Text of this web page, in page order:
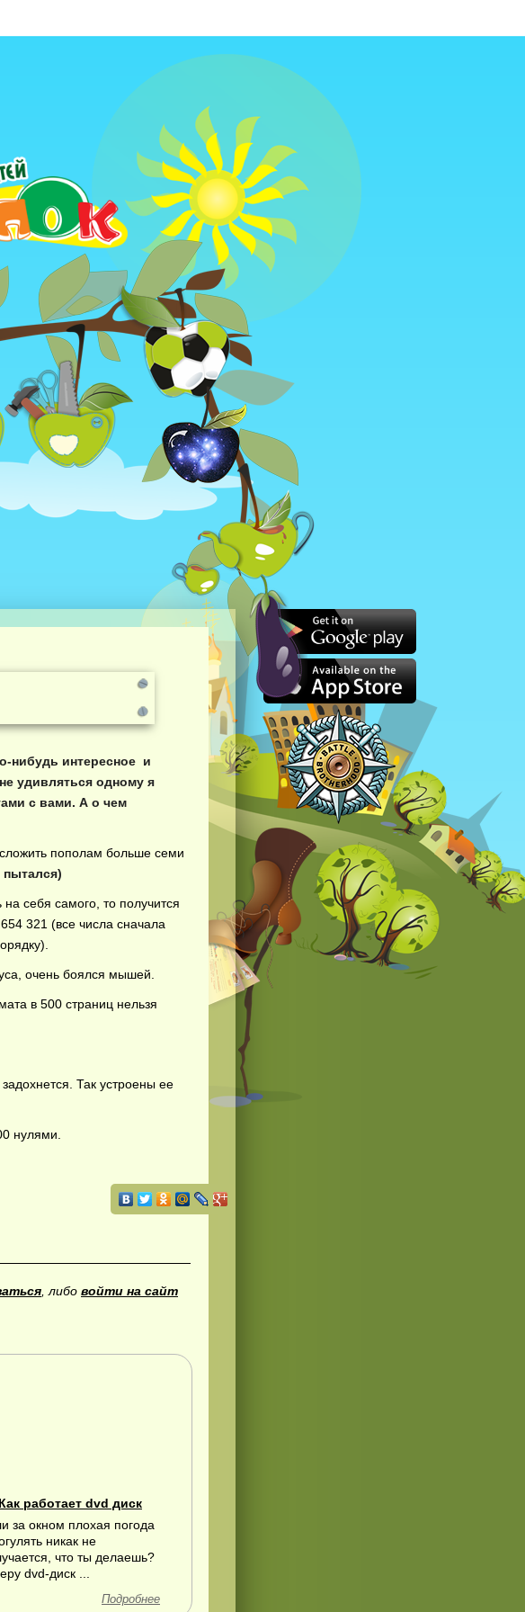
нибудь интересное и
удивляться одному я
с вами. А о чем
пополам больше семи
себя самого, то получится
321 (все числа сначала
очень боялся мышей.
в 500 страниц нельзя
Так устроены ее
нулями.
, либо войти на сайт
Как работает dvd диск
за окном плохая погода
никак не
что ты делаешь?
dvd-диск ...
Подробнее